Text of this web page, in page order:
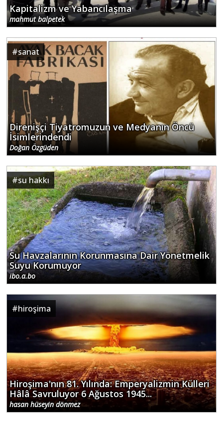
Kapitalizm ve Yabancılaşma
mahmut balpetek
#sanat
Direnişçi Tiyatromuzun ve Medyanın Öncü
İsimlerindendi
Doğan Özgüden
#su hakkı
Su Havzalarının Korunmasına Dair Yönetmelik
Suyu Korumuyor
ibo.a.bo
#hiroşima
Hiroşima'nın 81. Yılında: Emperyalizmin Külleri
Hâlâ Savruluyor 6 Ağustos 1945...
hasan hüseyin dönmez